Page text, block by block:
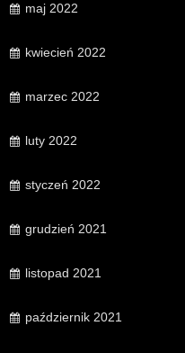
maj 2022
kwiecień 2022
marzec 2022
luty 2022
styczeń 2022
grudzień 2021
listopad 2021
październik 2021